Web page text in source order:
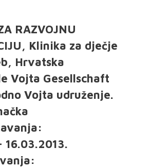
RAZVOJNU
Klinika za dječje
Hrvatska
Vojta Gesellschaft
Vojta udruženje.
16.03.2013.